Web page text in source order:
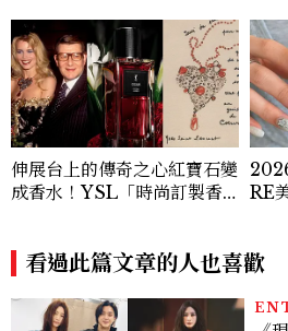
伸展台上的傳奇之心紅寶石變
成香水！YSL「時尚訂製香
調，性感張力令人一聞上癮
RE
看過此篇文章的人也喜歡